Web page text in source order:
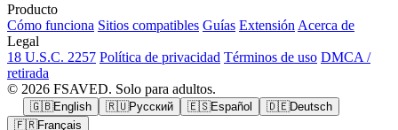
Producto
Cómo funciona Sitios compatibles Guías Extensión Acerca de
Legal
18 U.S.C. 2257 Política de privacidad Términos de uso DMCA /
retirada
© 2026 FSAVED. Solo para adultos.
🇬🇧English 🇷🇺Русский 🇪🇸Español 🇩🇪Deutsch
🇫🇷Français